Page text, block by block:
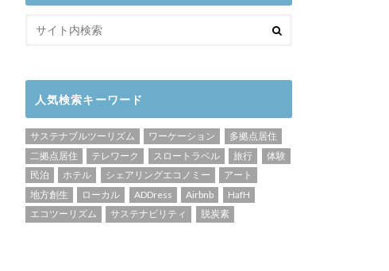
人気検索キーワード
サステナブルツーリズム ワーケーション
多拠点居住
二拠点居住
テレワーク スロートラベル 旅行
体験
民泊
ホテル シェアリングエコノミー
アート
地方創生
ローカル ADDress Airbnb
HafH
エコツーリズム
サステナビリティ 脱炭素